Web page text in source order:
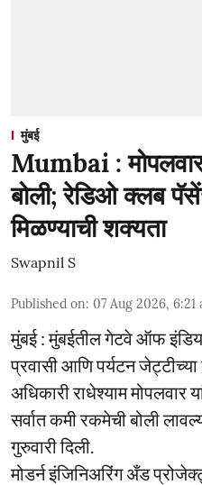
मुंबई
Mumbai :
बोली; रेडिओ क्लब
मिळण्याची शक्यता
Swapnil S
Published on: 07 Aug 2026, 6:21
मुंबई : मुंबईतील गेटवे ऑफ
प्रवासी आणि पर्यटन
अधिकारी राधेश्याम मोपलवार
सर्वात कमी रकमेची बोली
गुरुवारी दिली.
मोडर्न इंजिनिअरिंग अँड